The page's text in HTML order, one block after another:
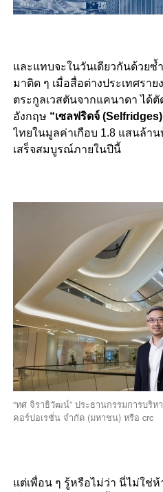
และแทบจะในวันเดียวกันด้วยซ้
มาติด ๆ เมื่อสื่อต่างประเทศรา
ตระกูลเวสตันจากแคนาดา ได้
อังกฤษ “เซลฟริดจ์
ไทยในมูลค่าเกือบ 1.8 แสนล้า
เสร็จสมบูรณ์ภายในปีนี้
“ทศ จิราธิวัฒน์” ประธานกรรมการบริห
คอร์ปอเรชั่น จำกัด (มหาชน) หรือ crc
แต่เพื่อน ๆ รู้หรือไม่ว่า นี่ไม่ใช่